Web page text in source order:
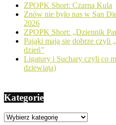
ZPOPK Short: Czarna Kula
Znów nie było nas w San
2026
ZPOPK Short: „Dziennik
Pająki mają się dobrze czyli
dzień”
Ligatury i Suchary czyli co
dziewiąta)
Kategorie
Kategorie